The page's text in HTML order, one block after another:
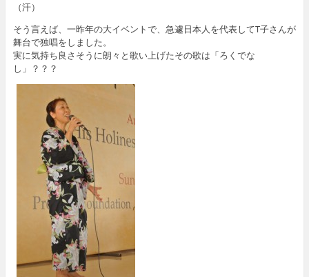
（汗）
そう言えば、一昨年の大イベントで、急遽日本人を代表してT子さんが
舞台で独唱をしました。
実に気持ち良さそうに朗々と歌い上げたその歌は「ろくでな
し」？？？